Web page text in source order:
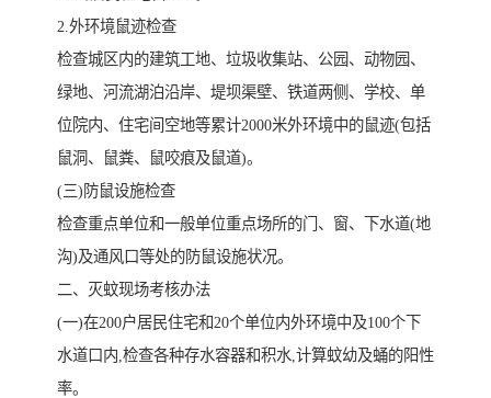
2.外环境鼠迹检查
检查城区内的建筑工地、垃圾收集站、公园、动物园、
绿地、河流湖泊沿岸、堤坝渠壁、铁道两侧、学校、单
位院内、住宅间空地等累计2000米外环境中的鼠迹(包括
鼠洞、鼠粪、鼠咬痕及鼠道)。
(三)防鼠设施检查
检查重点单位和一般单位重点场所的门、窗、下水道(地
沟)及通风口等处的防鼠设施状况。
二、灭蚊现场考核办法
(一)在200户居民住宅和20个单位内外环境中及100个下
水道口内,检查各种存水容器和积水,计算蚊幼及蛹的阳性
率。